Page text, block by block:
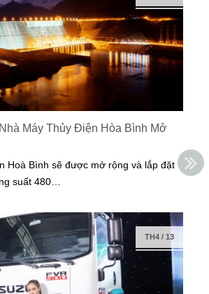
Máy Thủy Điện Hòa Bình Mở
Hoà Bình sẽ được mở rộng và lắp đặt
suất 480…
TH4/ 13